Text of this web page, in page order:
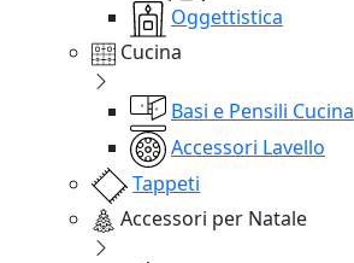
Oggettistica
Cucina
Basi e Pensili Cucina
Accessori Lavello
Tappeti
Accessori per Natale